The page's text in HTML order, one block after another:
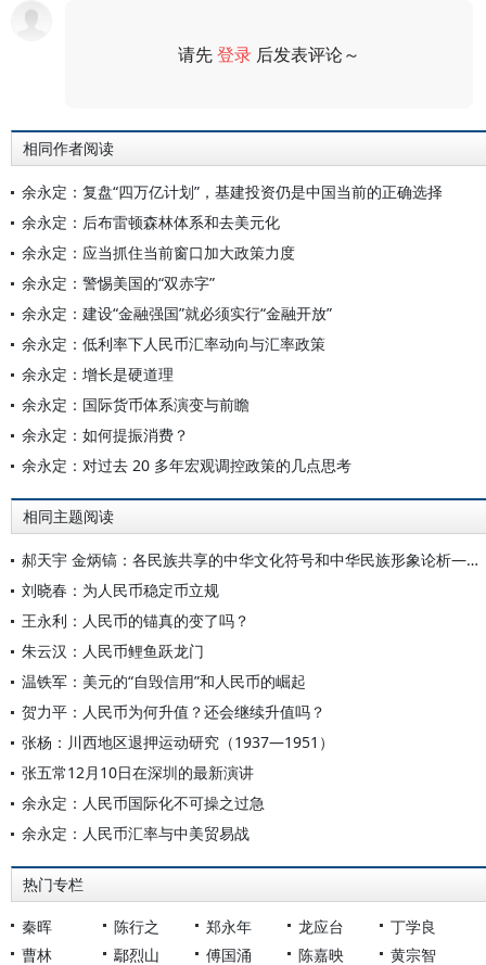
请先登录 后发表评论～
相同作者阅读
余永定：复盘“四万亿计划”，基建投资仍是中国当前的正确选择
余永定：后布雷顿森林体系和去美元化
余永定：应当抓住当前窗口加大政策力度
余永定：警惕美国的“双赤字”
余永定：建设“金融强国”就必须实行“金融开放”
余永定：低利率下人民币汇率动向与汇率政策
余永定：增长是硬道理
余永定：国际货币体系演变与前瞻
余永定：如何提振消费？
余永定：对过去 20 多年宏观调控政策的几点思考
相同主题阅读
郝天宇 金炳镐：各民族共享的中华文化符号和中华民族形象论析——以人民币为视角
刘晓春：为人民币稳定币立规
王永利：人民币的锚真的变了吗？
朱云汉：人民币鲤鱼跃龙门
温铁军：美元的“自毁信用”和人民币的崛起
贺力平：人民币为何升值？还会继续升值吗？
张杨：川西地区退押运动研究（1937—1951）
张五常12月10日在深圳的最新演讲
余永定：人民币国际化不可操之过急
余永定：人民币汇率与中美贸易战
热门专栏
秦晖 陈行之 郑永年 龙应台
丁学良
曹林
鄢烈山 傅国涌 陈嘉映 黄宗智